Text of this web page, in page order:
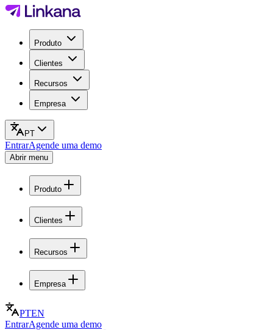
Produto
Clientes
Recursos
Empresa
PT
EntrarAgende uma demo
Abrir menu
Produto
Clientes
Recursos
Empresa
PTEN
EntrarAgende uma demo